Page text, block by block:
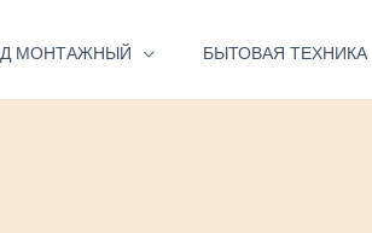
МОНТАЖНЫЙ БЫТОВАЯ ТЕХНИКА